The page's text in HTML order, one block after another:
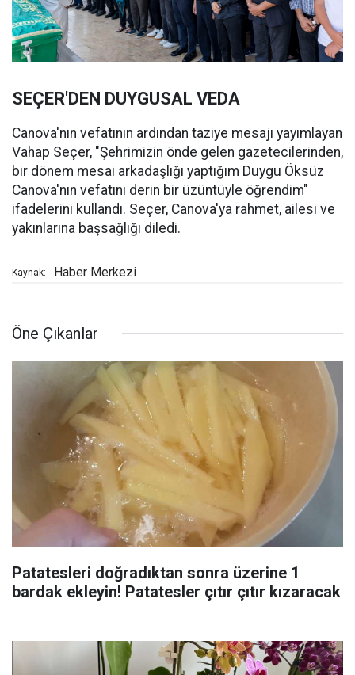
SEÇER'DEN DUYGUSAL VEDA
Canova'nın vefatının ardından taziye mesajı yayımlayan
Vahap Seçer, "Şehrimizin önde gelen gazetecilerinden,
bir dönem mesai arkadaşlığı yaptığım Duygu Öksüz
Canova'nın vefatını derin bir üzüntüyle öğrendim"
ifadelerini kullandı. Seçer, Canova'ya rahmet, ailesi ve
yakınlarına başsağlığı diledi.
Kaynak: Haber Merkezi
Öne Çıkanlar
Patatesleri doğradıktan sonra üzerine 1
bardak ekleyin! Patatesler çıtır çıtır kızaracak